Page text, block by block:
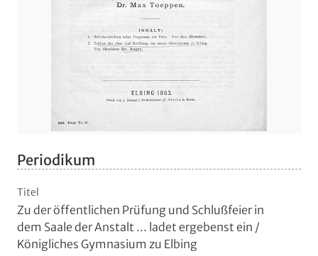
Periodikum
Titel
Zu der öffentlichen Prüfung und Schlußfeier in
dem Saale der Anstalt ... ladet ergebenst ein /
Königliches Gymnasium zu Elbing